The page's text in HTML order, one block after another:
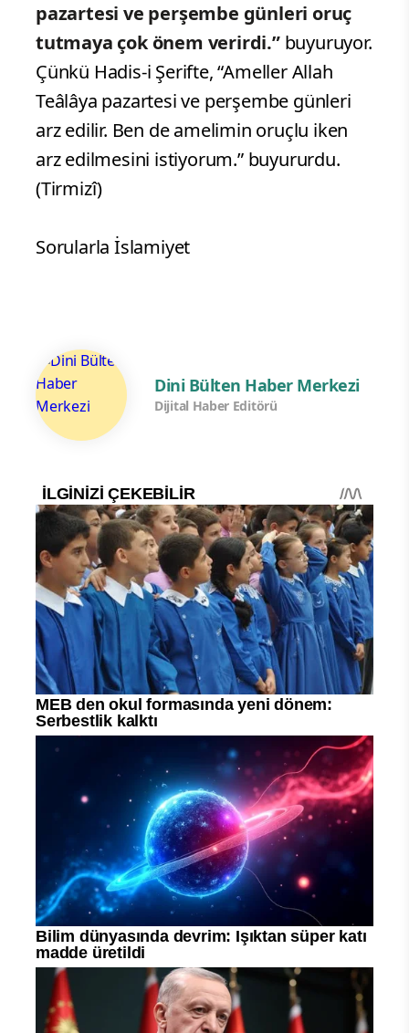
pazartesi ve perşembe günleri oruç
tutmaya çok önem verirdi.”buyuruyor.
Çünkü Hadis-i Şerifte, “Ameller Allah
Teâlâya pazartesi ve perşembe günleri
arz edilir. Ben de amelimin oruçlu iken
arz edilmesini istiyorum.” buyururdu.
(Tirmizî)
Sorularla İslamiyet
Dini Bülten Haber Merkezi
Dijital Haber Editörü